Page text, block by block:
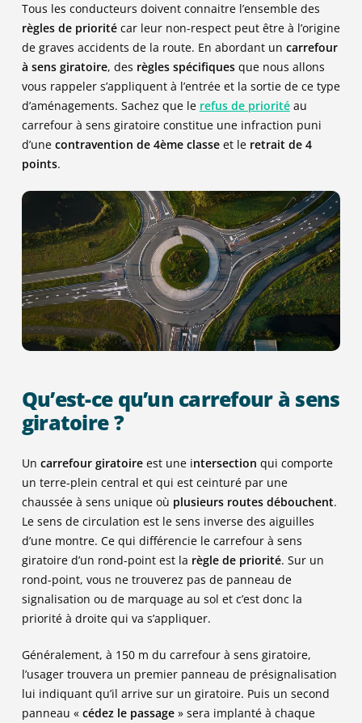
Tous les conducteurs doivent connaitre l’ensemble des
règles de prioritécar leur non-respect peut être à l’origine
de graves accidents de la route. En abordant un carrefour
à sens giratoire, des règles spécifiquesque nous allons
vous rappeler s’appliquent à l’entrée et la sortie de ce type
d’aménagements. Sachez que le refus de priorité au
carrefour à sens giratoire constitue une infraction puni
d’une contravention de 4ème classeet le retrait de 4
points.
Qu’est-ce qu’un carrefour à sens
giratoire ?
Un carrefour giratoireest une intersection qui comporte
un terre-plein central et qui est ceinturé par une
chaussée à sens unique où plusieurs routes débouchent.
Le sens de circulation est le sens inverse des aiguilles
d’une montre. Ce qui différencie le carrefour à sens
giratoire d’un rond-point est la règle de priorité. Sur un
rond-point, vous ne trouverez pas de panneau de
signalisation ou de marquage au sol et c’est donc la
priorité à droite qui va s’appliquer.
Généralement, à 150 m du carrefour à sens giratoire,
l’usager trouvera un premier panneau de présignalisation
lui indiquant qu’il arrive sur un giratoire. Puis un second
panneau « cédez le passage» sera implanté à chaque